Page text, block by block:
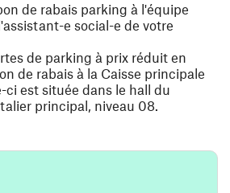
de rabais parking à l'équipe
e social-e de votre
de parking à prix réduit en
de rabais à la Caisse principale
ci est située dans le hall du
principal, niveau 08.